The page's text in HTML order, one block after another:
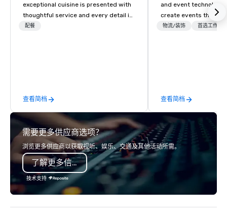
exceptional cuisine is presented with
thoughtful service and every detail is
considered. 2 Dine 4 Fine Catering
delightful. Email our Event Planners at
info@2dine4.com or give us a call at
512-467-6600. From cozy dinner
parties to opulent occasions 2 Dine 4
provides the spark that brings your
party to life. Our team excels at
designing menus just for you with
unwavering attention to detail. Our
operations are tucked away in our
"Eastside Oasis" only 10 minutes from
downtown. We support sustainable
配餐
查看简档
and event technology
create events that
creates memorable
creative, advanced
digital,
digital solutions for
in-person events of
物流/装饰 首选工作人
查看简档
需要更多供应商选项？
浏览更多供应商以获取视听、娱乐、交通及其他活动所需。
了解更多信息
技术支持